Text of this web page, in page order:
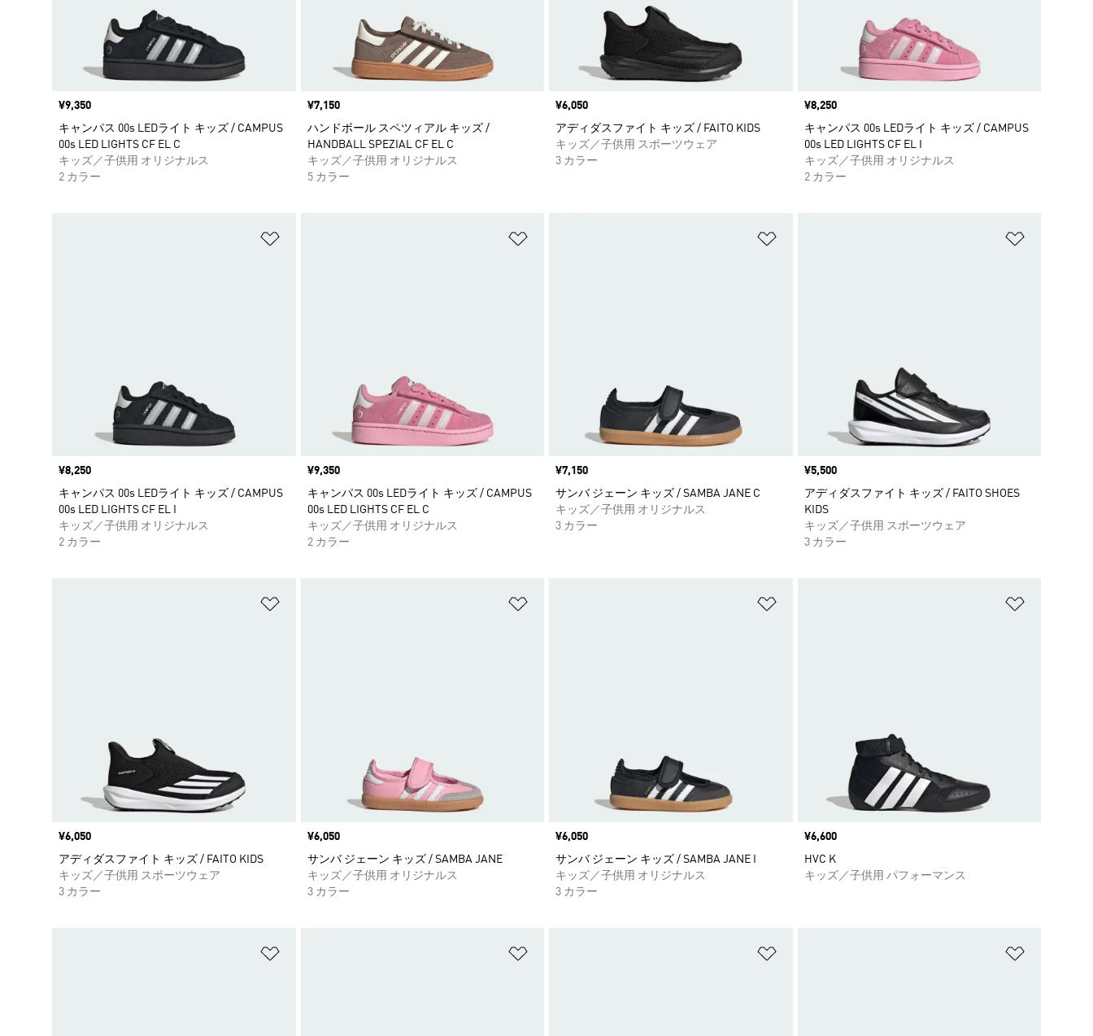
価格
¥9,350
キャンパス 00s LEDライト キッズ / CAMPUS
00s LED LIGHTS CF EL C
キッズ／子供用 オリジナルス
2 カラー
価格
¥7,150
ハンドボール スペツィアル キッズ /
HANDBALL SPEZIAL CF EL C
キッズ／子供用 オリジナルス
5 カラー
価格
¥6,050
アディダスファイト キッズ / FAITO KIDS
キッズ／子供用 スポーツウェア
3 カラー
価格
¥8,250
キャンパス 00s LEDライト キッズ / CAMPUS
00s LED LIGHTS CF EL I
キッズ／子供用 オリジナルス
2 カラー
価格
¥8,250
キャンパス 00s LEDライト キッズ / CAMPUS
00s LED LIGHTS CF EL I
キッズ／子供用 オリジナルス
2 カラー
価格
¥9,350
キャンパス 00s LEDライト キッズ / CAMPUS
00s LED LIGHTS CF EL C
キッズ／子供用 オリジナルス
2 カラー
価格
¥7,150
サンバ ジェーン キッズ / SAMBA JANE C
キッズ／子供用 オリジナルス
3 カラー
価格
¥5,500
アディダスファイト キッズ / FAITO SHOES
KIDS
キッズ／子供用 スポーツウェア
3 カラー
価格
¥6,050
アディダスファイト キッズ / FAITO KIDS
キッズ／子供用 スポーツウェア
3 カラー
価格
¥6,050
サンバ ジェーン キッズ / SAMBA JANE
キッズ／子供用 オリジナルス
3 カラー
価格
¥6,050
サンバ ジェーン キッズ / SAMBA JANE I
キッズ／子供用 オリジナルス
3 カラー
価格
¥6,600
HVC K
キッズ／子供用 パフォーマンス